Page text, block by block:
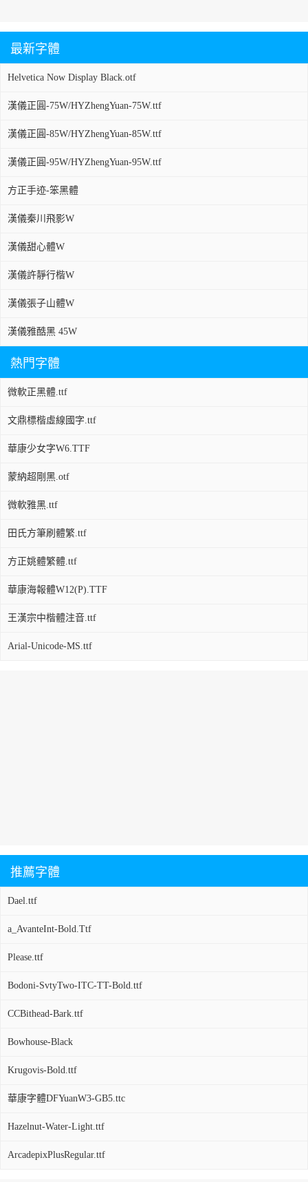
最新字體
Helvetica Now Display Black.otf
漢儀正圓-75W/HYZhengYuan-75W.ttf
漢儀正圓-85W/HYZhengYuan-85W.ttf
漢儀正圓-95W/HYZhengYuan-95W.ttf
方正手迹-笨黑體
漢儀秦川飛影W
漢儀甜心體W
漢儀許靜行楷W
漢儀張子山體W
漢儀雅酷黑 45W
熱門字體
微軟正黑體.ttf
文鼎標楷虛線國字.ttf
華康少女字W6.TTF
蒙納超剛黑.otf
微軟雅黑.ttf
田氏方筆刷體繁.ttf
方正姚體繁體.ttf
華康海報體W12(P).TTF
王漢宗中楷體注音.ttf
Arial-Unicode-MS.ttf
推薦字體
Dael.ttf
a_AvanteInt-Bold.Ttf
Please.ttf
Bodoni-SvtyTwo-ITC-TT-Bold.ttf
CCBithead-Bark.ttf
Bowhouse-Black
Krugovis-Bold.ttf
華康字體DFYuanW3-GB5.ttc
Hazelnut-Water-Light.ttf
ArcadepixPlusRegular.ttf